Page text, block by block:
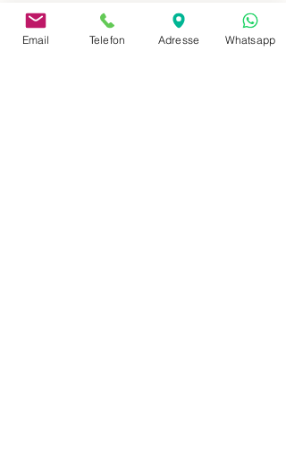
Email Telefon Adresse Whatsapp